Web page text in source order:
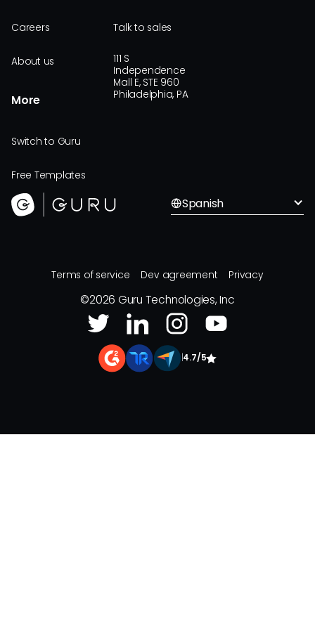
Careers
About us
More
Switch to Guru
Free Templates
Talk to sales
111 S
Independence
Mall E, STE 960
Philadelphia, PA
Spanish
Terms of service Dev agreement Privacy
©2026 Guru Technologies, Inc
4.7/5